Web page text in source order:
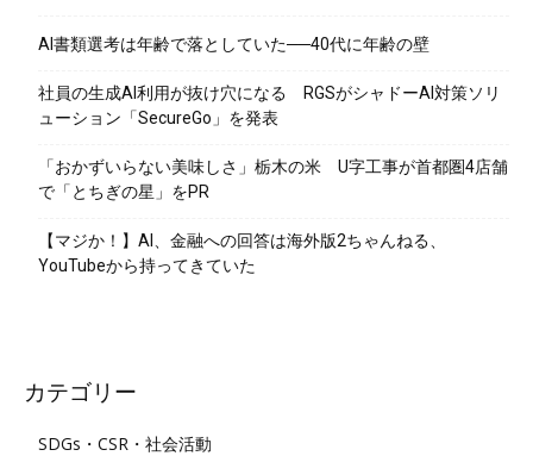
AI書類選考は年齢で落としていた──40代に年齢の壁
社員の生成AI利用が抜け穴になる RGSがシャドーAI対策ソリ
ューション「SecureGo」を発表
「おかずいらない美味しさ」栃木の米 U字工事が首都圏4店舗
で「とちぎの星」をPR
【マジか！】AI、金融への回答は海外版2ちゃんねる、
YouTubeから持ってきていた
カテゴリー
SDGs・CSR・社会活動